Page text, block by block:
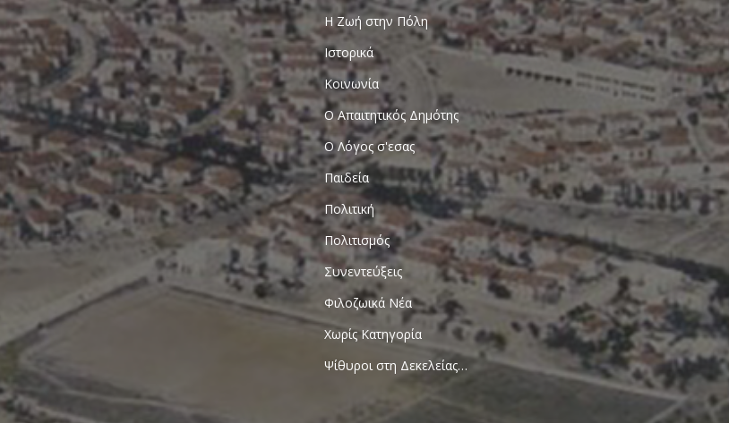
Η Ζωή στην Πόλη
Ιστορικά
Κοινωνία
Ο Απαιτητικός Δημότης
Ο Λόγος σ'εσας
Παιδεία
Πολιτική
Πολιτισμός
Συνεντεύξεις
Φιλοζωικά Νέα
Χωρίς Κατηγορία
Ψίθυροι στη Δεκελείας…